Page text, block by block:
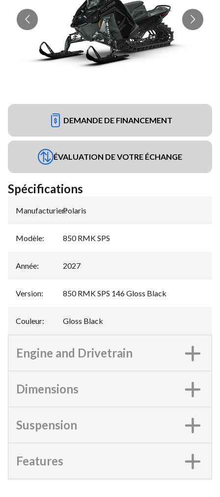
DEMANDE DE FINANCEMENT
ÉVALUATION DE VOTRE ÉCHANGE
Spécifications
Manufacturier:
Polaris
Modèle: 850 RMK SPS
Année: 2027
Version: 850 RMK SPS 146 Gloss Black
Couleur: Gloss Black
Engine and Drivetrain
Dimensions
Suspension
Features